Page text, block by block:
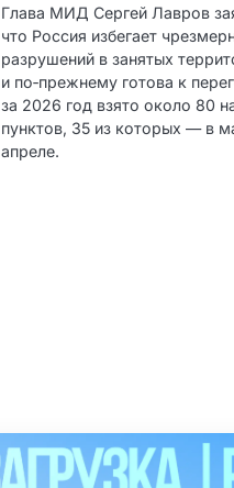
Глава МИД Сергей Лавров
что Россия избегает
разрушений в занятых
и по‑прежнему готова к
за 2026 год взято около 80
пунктов, 35 из которых — в
апреле.